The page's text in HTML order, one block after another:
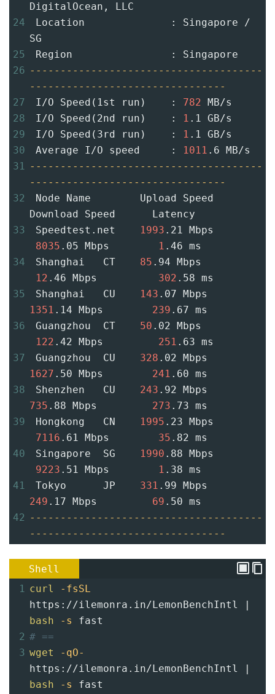
DigitalOcean, LLC
24
Location              : Singapore /
SG
25
Region                : Singapore
26 --------------------------------------
--------------------------------
27
I/O Speed(1st run)    : 782 MB/s
28
I/O Speed(2nd run)    : 1 .1 GB/s
29
I/O Speed(3rd run)    : 1 .1 GB/s
30
Average I/O speed     : 1011 .6 MB/s
31 --------------------------------------
--------------------------------
32
Node Name        Upload Speed
Download Speed      Latency
33
Speedtest.net 1993 .21 Mbps
8035 .05 Mbps 1 .46 ms
34
Shanghai   CT 85 .94 Mbps
12 .46 Mbps 302 .58 ms
35
Shanghai   CU 143
1351 .14 Mbps 239 .67 ms
36
Guangzhou  CT 50 .02 Mbps
122 .42 Mbps 251 .63 ms
37
Guangzhou  CU 328
1627 .50 Mbps 241 .60 ms
38
Shenzhen   CU 243
735 .88 Mbps 273 .73 ms
39
Hongkong   CN 1995 .23 Mbps
7116 .61 Mbps 35 .82 ms
40
Singapore  SG 1990 .88 Mbps
9223 .51 Mbps 1 .38 ms
41
Tokyo      JP 331
249 .17 Mbps 69 .50 ms
42 --------------------------------------
--------------------------------
Shell
1 curl
-fsSL
bash
-s
fast
2 # ==
3 wget
-qO-
bash
-s
fast